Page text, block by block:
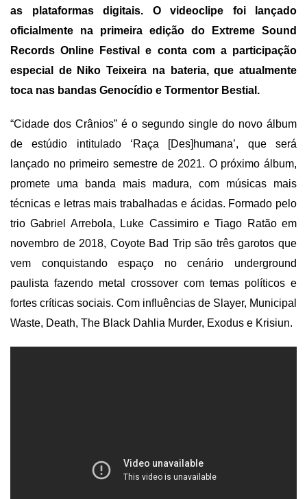
as plataformas digitais. O videoclipe foi lançado
oficialmente na primeira edição do
Extreme Sound
Records Online Festivale conta com a participação
especial de Niko Teixeira na bateria, que atualmente
toca nas bandas Genocídio e Tormentor Bestial.
“Cidade dos Crânios” é o segundo single do novo álbum
de estúdio intitulado ‘Raça [Des]humana’, que será
lançado no primeiro semestre de 2021. O próximo álbum,
promete uma banda mais madura, com músicas mais
técnicas e letras mais trabalhadas e ácidas. Formado pelo
trio Gabriel Arrebola, Luke Cassimiro e Tiago Ratão em
novembro de 2018, Coyote Bad Trip são três garotos que
vem conquistando espaço no cenário underground
paulista fazendo metal crossover com temas políticos e
fortes críticas sociais. Com influências de Slayer, Municipal
Waste, Death, The Black Dahlia Murder, Exodus e Krisiun.